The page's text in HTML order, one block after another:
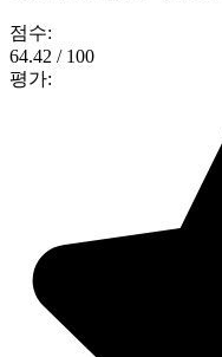
점수:
64.42 / 100
평가: